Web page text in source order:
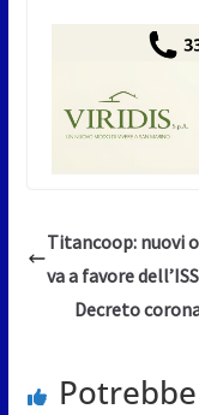
Titancoop: nuovi
va a favore dell’ISS
Decreto